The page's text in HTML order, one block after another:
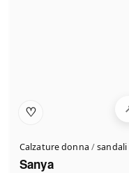
♡
Calzature donna /sandali
Sanya